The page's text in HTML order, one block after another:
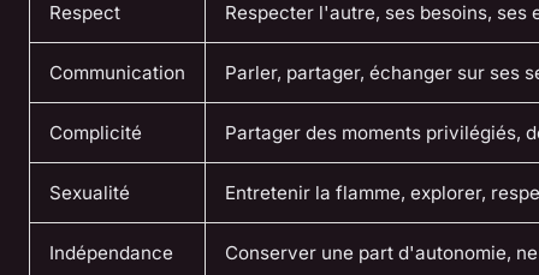
Respect Respecter l'autre, ses besoins, ses
Communication Parler, partager, échanger sur ses
Complicité Partager des moments privilégiés,
Sexualité Entretenir la flamme, explorer,
Indépendance Conserver une part d'autonomie,